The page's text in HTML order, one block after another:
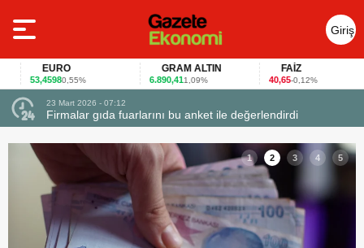
Giriş
Yap
EURO
53,45980,55%
GRAM ALTIN
6.890,411,09% 40,65-0,12%
23 Mart 2026 - 07:12
Firmalar gıda fuarlarını bu anket ile değerlendirdi
1 2 3 4 5